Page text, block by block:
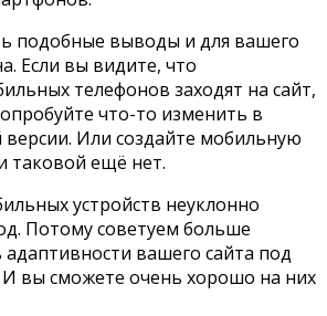
подобные выводы и для вашего
Если вы видите, что
телефонов заходят на сайт,
что-то изменить в
Или создайте мобильную
таковой ещё нет.
устройств неуклонно
Потому советуем больше
вашего сайта под
И вы сможете очень хорошо на них